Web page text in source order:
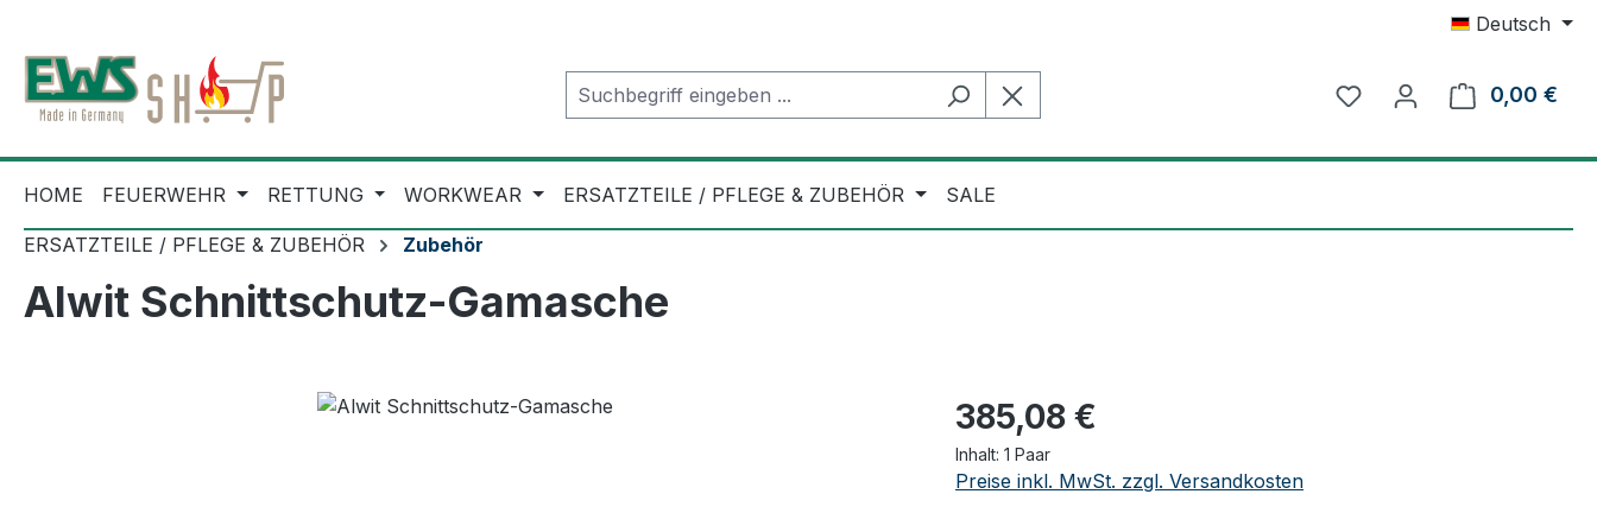
Deutsch
0,00 €
HOME FEUERWEHR RETTUNG WORKWEAR ERSATZTEILE / PFLEGE & ZUBEHÖR SALE
ERSATZTEILE / PFLEGE & ZUBEHÖR Zubehör
Alwit Schnittschutz-Gamasche
Regulärer Preis:
385,08 €
Inhalt: 1 Paar
Preise inkl. MwSt. zzgl. Versandkosten